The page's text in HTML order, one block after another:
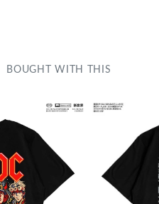
BOUGHT WITH THIS